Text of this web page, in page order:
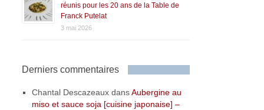
réunis pour les 20 ans de la Table de
Franck Putelat
3 mai 2026
Derniers commentaires
Chantal Descazeaux dansAubergine au
miso et sauce soja [cuisine japonaise] –